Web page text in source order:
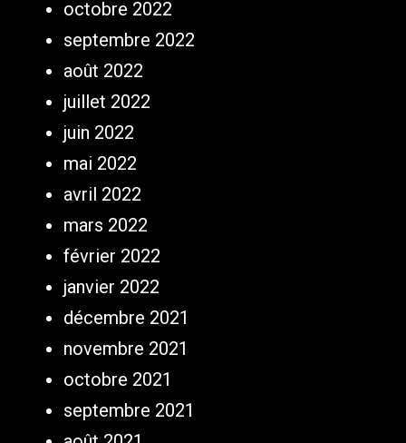
octobre 2022
septembre 2022
août 2022
juillet 2022
juin 2022
mai 2022
avril 2022
mars 2022
février 2022
janvier 2022
décembre 2021
novembre 2021
octobre 2021
septembre 2021